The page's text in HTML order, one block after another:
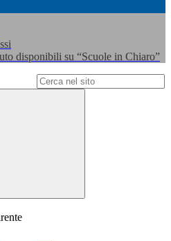
disponibili su “Scuole in Chiaro”